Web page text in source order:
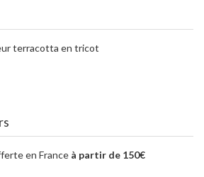
terracotta en tricot
en France à partir de 150€